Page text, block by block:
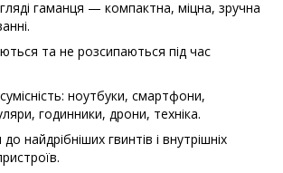
гаманця — компактна, міцна, зручна
та не розсипаються під час
ноутбуки, смартфони,
годинники, дрони, техніка.
найдрібніших гвинтів і внутрішніх